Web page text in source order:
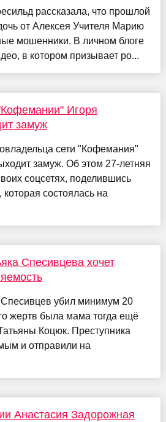
рассказала, что прошлой
от Алексея Учителя Марию
мошенники. В личном блоге
в котором призывает ро...
Игоря
замуж
сети "Кофемания"
замуж. Об этом 27-летняя
соцсетях, поделившись
состоялась на
Спесивцева хочет
убил минимум 20
жертв была мама тогда ещё
Коцюк. Преступника
и отправили на
Анастасия Задорожная